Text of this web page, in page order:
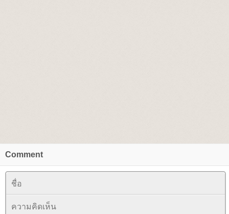
Comment